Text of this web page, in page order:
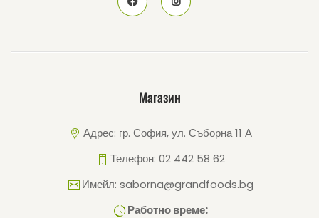
Магазин
Адрес: гр. София, ул. Съборна 11 А
Телефон: 02 442 58 62
Имейл: saborna@grandfoods.bg
Работно време: